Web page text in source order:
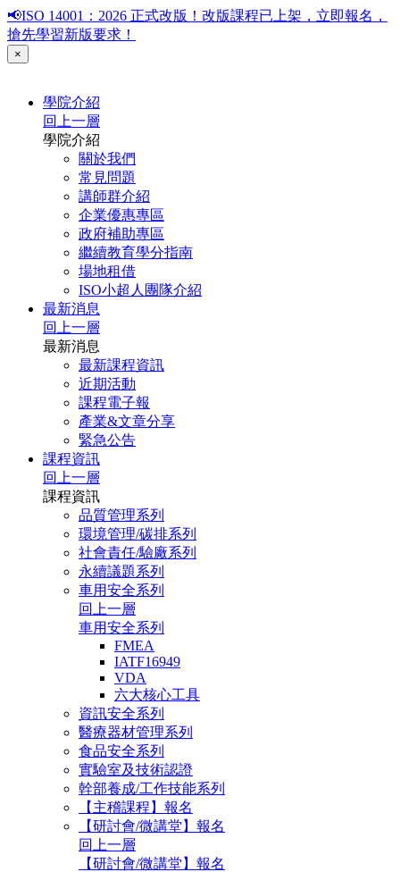
📢ISO 14001：2026 正式改版！改版課程已上架，立即報名，
搶先學習新版要求！
×
學院介紹
回上一層
學院介紹
關於我們
常見問題
講師群介紹
企業優惠專區
政府補助專區
繼續教育學分指南
場地租借
ISO小超人團隊介紹
最新消息
回上一層
最新消息
最新課程資訊
近期活動
課程電子報
產業&文章分享
緊急公告
課程資訊
回上一層
課程資訊
品質管理系列
環境管理/碳排系列
社會責任/驗廠系列
永續議題系列
車用安全系列
回上一層
車用安全系列
FMEA
IATF16949
VDA
六大核心工具
資訊安全系列
醫療器材管理系列
食品安全系列
實驗室及技術認證
幹部養成/工作技能系列
【主稽課程】報名
【研討會/微講堂】報名
回上一層
【研討會/微講堂】報名